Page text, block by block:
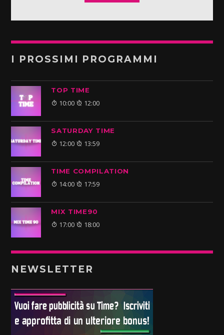
I PROSSIMI PROGRAMMI
TOP TIME
10:00 12:00
SATURDAY TIME
12:00 13:59
TIME COMPILATION
14:00 17:59
MIX TIME90
17:00 18:00
NEWSLETTER